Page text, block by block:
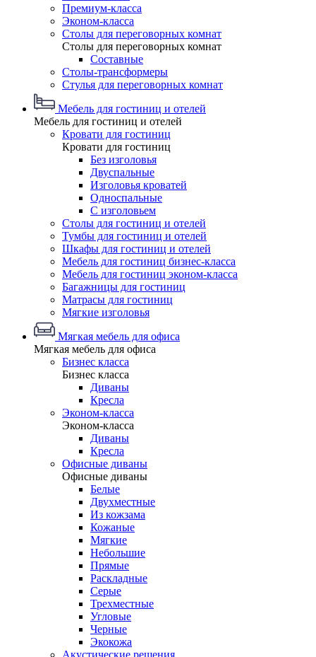
Премиум-класса
Эконом-класса
Столы для переговорных комнат
Столы для переговорных комнат
Составные
Столы-трансформеры
Стулья для переговорных комнат
Мебель для гостиниц и отелей
Мебель для гостиниц и отелей
Кровати для гостиниц
Кровати для гостиниц
Без изголовья
Двуспальные
Изголовья кроватей
Односпальные
С изголовьем
Столы для гостиниц и отелей
Тумбы для гостиниц и отелей
Шкафы для гостиниц и отелей
Мебель для гостиниц бизнес-класса
Мебель для гостиниц эконом-класса
Багажницы для гостиниц
Матрасы для гостиниц
Мягкие изголовья
Мягкая мебель для офиса
Мягкая мебель для офиса
Бизнес класса
Бизнес класса
Диваны
Кресла
Эконом-класса
Эконом-класса
Диваны
Кресла
Офисные диваны
Офисные диваны
Белые
Двухместные
Из кожзама
Кожаные
Мягкие
Небольшие
Прямые
Раскладные
Серые
Трехместные
Угловые
Черные
Экокожа
Акустические решения